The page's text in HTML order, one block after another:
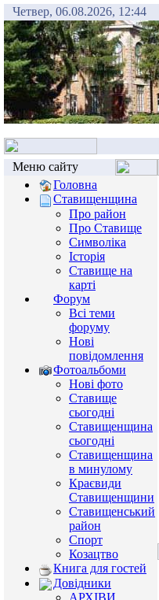
Четвер, 06.08.2026, 12:44
Меню сайту
Головна
Ставищенщина
Про район
Про Ставище
Символіка
Історія
Ставище на
карті
Форум
Всі теми
форуму
Нові
повідомлення
Фотоальбоми
Нові фото
Ставище
сьогодні
Ставищенщина
сьогодні
Ставищенщина
в минулому
Краєвиди
Ставищенщини
Ставищенський
район
Спорт
Козацтво
Книга для гостей
Довідники
АРХІВИ